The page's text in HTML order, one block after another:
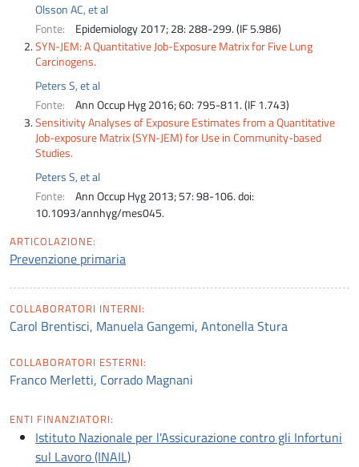
Olsson AC, et al
Fonte:
Epidemiology 2017; 28: 288-299. (IF 5.986)
SYN-JEM: A Quantitative Job-Exposure Matrix for Five Lung
Carcinogens.
Peters S, et al
Fonte:
Ann Occup Hyg 2016; 60: 795-811. (IF 1.743)
Sensitivity Analyses of Exposure Estimates from a Quantitative
Job-exposure Matrix (SYN-JEM) for Use in Community-based
Studies.
Peters S, et al
Fonte:
Ann Occup Hyg 2013; 57: 98-106. doi:
10.1093/annhyg/mes045.
ARTICOLAZIONE:
Prevenzione primaria
COLLABORATORI INTERNI:
Carol Brentisci, Manuela Gangemi, Antonella Stura
COLLABORATORI ESTERNI:
Franco Merletti, Corrado Magnani
ENTI FINANZIATORI:
Istituto Nazionale per l'Assicurazione contro gli Infortuni
sul Lavoro (INAIL)